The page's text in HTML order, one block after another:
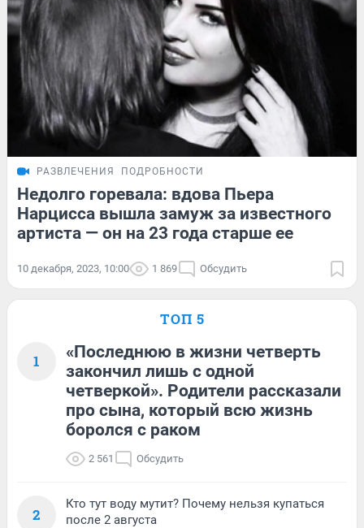
РАЗВЛЕЧЕНИЯ ПОДРОБНОСТИ
Недолго горевала: вдова Пьера
Нарцисса вышла замуж за известного
артиста — он на 23 года старше ее
10 декабря, 2023, 10:00 1 869 Обсудить
ТОП 5
1
«Последнюю в жизни четверть
закончил лишь с одной
четверкой». Родители рассказали
про сына, который всю жизнь
боролся с раком
2 561 Обсудить
2
Кто тут воду мутит? Почему нельзя купаться
после 2 августа